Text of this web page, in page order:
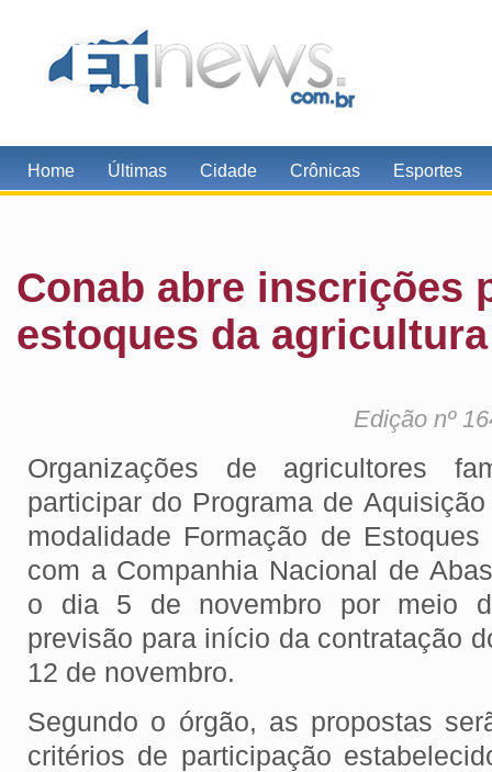
Home Últimas Cidade Crônicas Esportes
Conab abre inscrições
estoques da
Edição nº
Organizações de agricultores
participar do Programa de
modalidade Formação de
com a Companhia Nacional de
o dia 5 de novembro por meio
previsão para início da contratação
12 de novembro.
Segundo o órgão, as propostas
critérios de participação